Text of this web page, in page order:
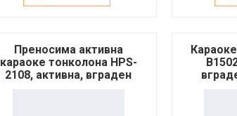
Преносима активна
караоке тонколона HPS-
2108, активна, вграден